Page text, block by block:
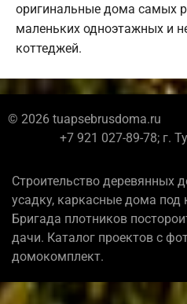
оригинальные дома самых
маленьких одноэтажных и
коттеджей.
© 2026 tuapsebrusdoma.ru
+7 921 027-89-78; г.
Строительство деревянных
усадку, каркасные дома
Бригада плотников
дачи. Каталог проектов с
домокомплект.